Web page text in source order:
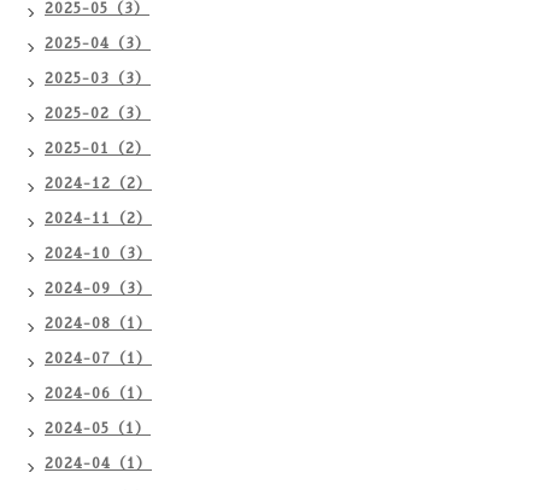
2025-05（3）
2025-04（3）
2025-03（3）
2025-02（3）
2025-01（2）
2024-12（2）
2024-11（2）
2024-10（3）
2024-09（3）
2024-08（1）
2024-07（1）
2024-06（1）
2024-05（1）
2024-04（1）